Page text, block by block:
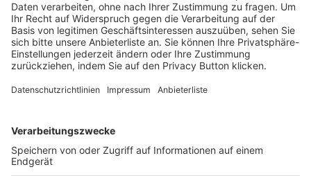
Trainerbörse
Login SpielPlus
FOLGE DEM BFV
TOP-VEREINE